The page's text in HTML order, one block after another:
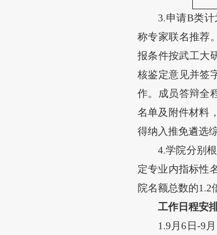
3.申请B类
称专家联名推荐
报条件按武工大
核鉴定意见并签
作。成员答辩全
名单及附件材料
得纳入推免遴选
4.学院分别
定专业内指标性
院名额总数的1.2
工作日程安
1.9月 6 日 -9